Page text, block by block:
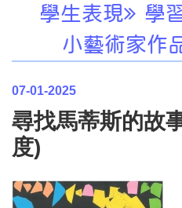
學生表現 學
小藝術家作
07-01-2025
尋找馬蒂斯的故
度)